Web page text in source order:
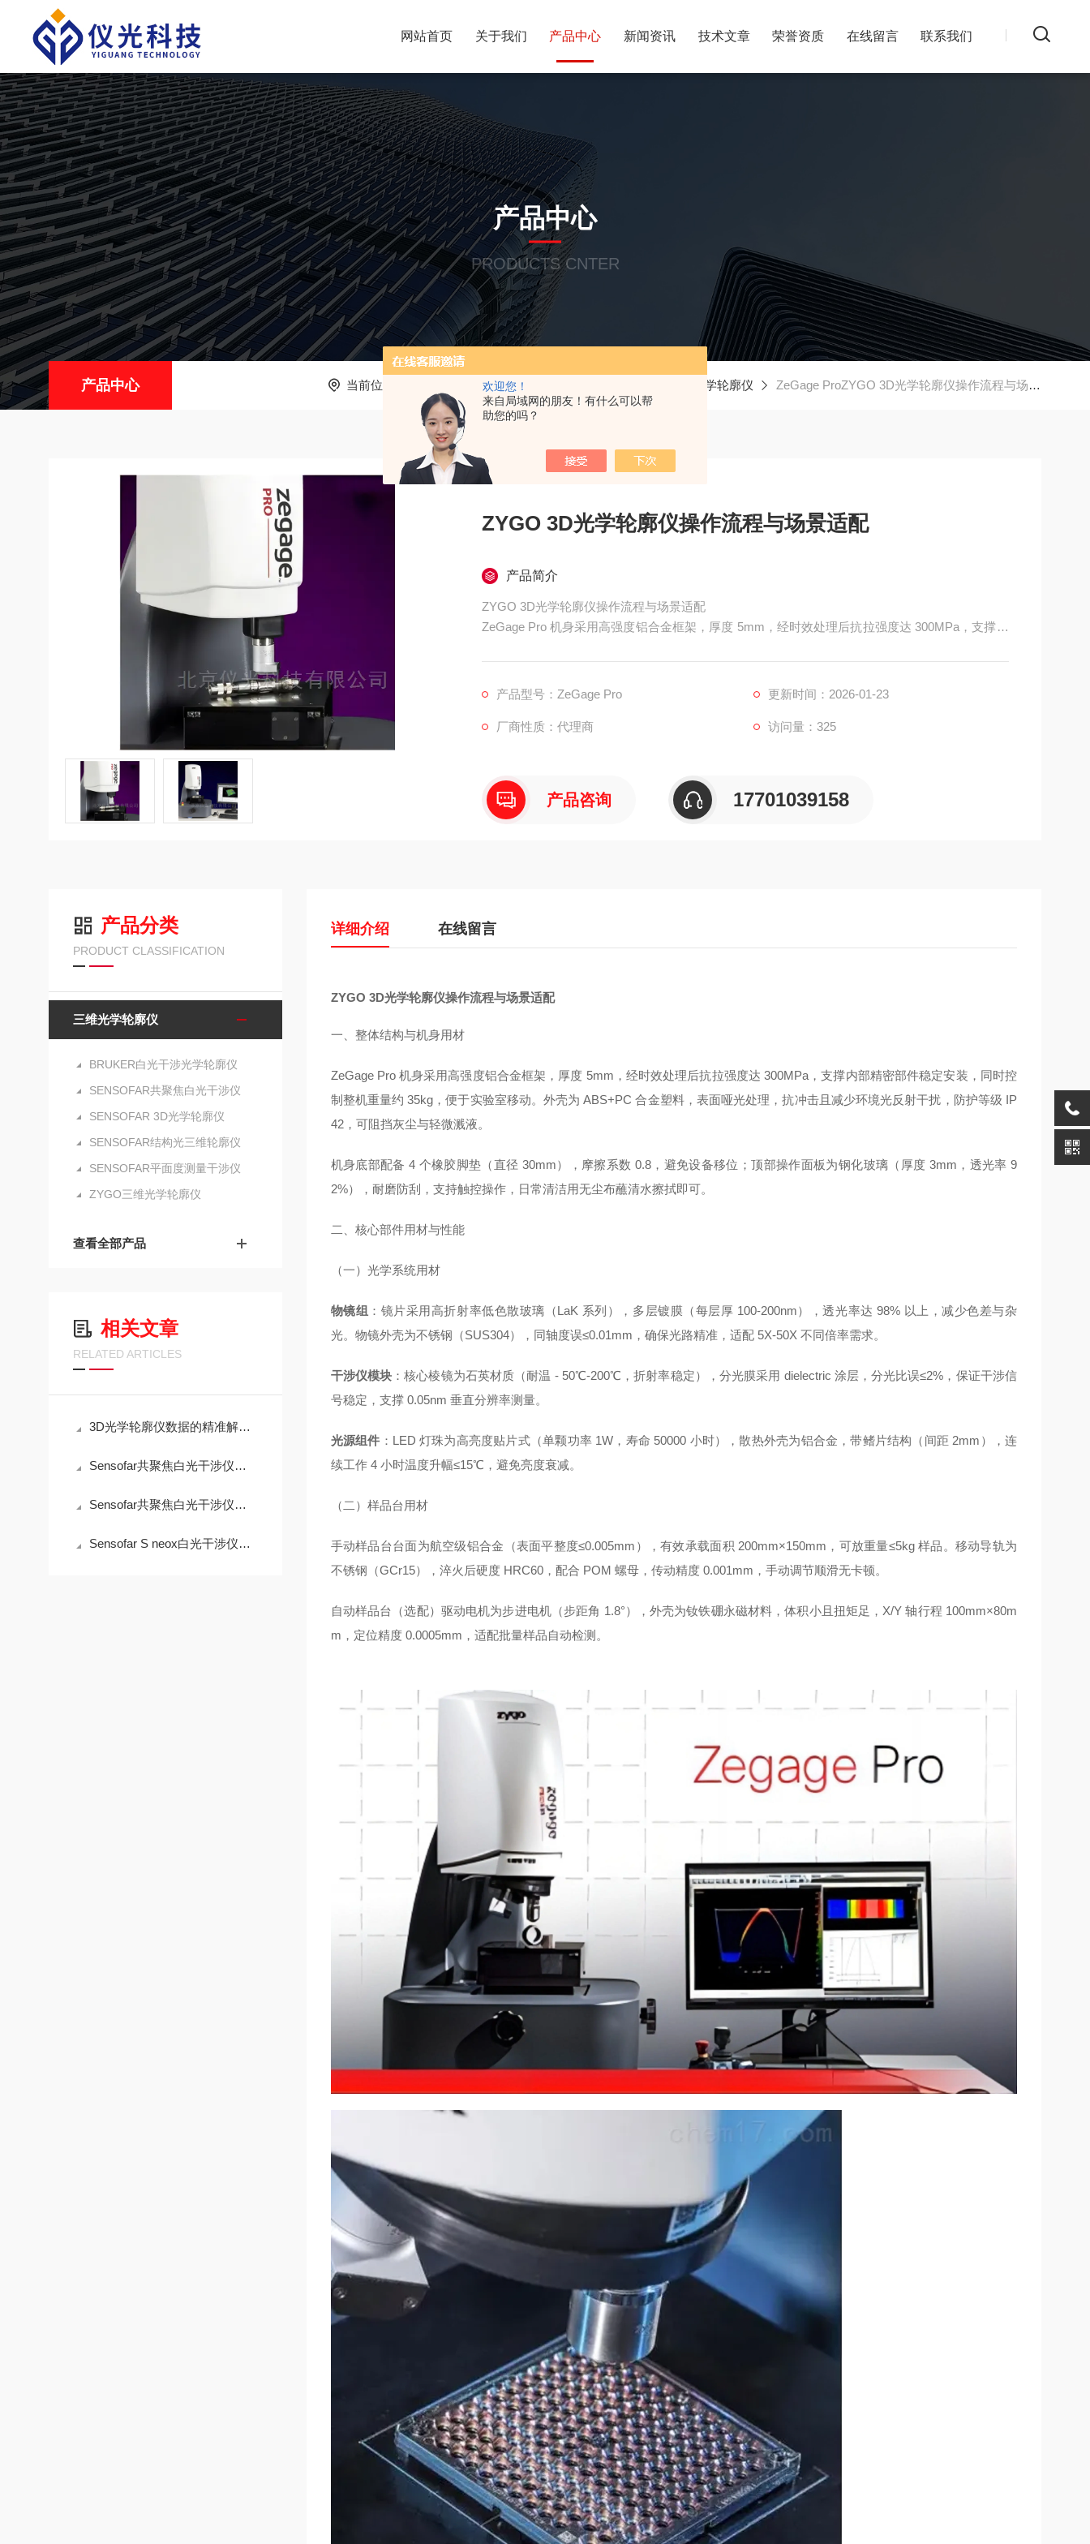
欢迎您！
来自局域网的朋友！有什么可以帮
助您的吗？
网站首页 关于我们 产品中心 新闻资讯 技术文章 荣誉资质 在线留言 联系我们
产品中心
PRODUCTS CNTER
产品中心 当前位置： 产品中心 ZYGO三维光学轮廓仪 ZeGage ProZYGO 3D光学轮廓仪操作流程与场景适配
ZYGO 3D光学轮廓仪操作流程与场景适配
产品简介
ZYGO 3D光学轮廓仪操作流程与场景适配
ZeGage Pro 机身采用高强度铝合金框架，厚度 5mm，经时效处理后抗拉强度达 300MPa，支撑内
产品型号：ZeGage Pro 更新时间：2026-01-23
厂商性质：代理商 访问量：325
产品咨询 17701039158
产品分类
PRODUCT CLASSIFICATION
三维光学轮廓仪
BRUKER白光干涉光学轮廓仪
SENSOFAR共聚焦白光干涉仪
SENSOFAR 3D光学轮廓仪
SENSOFAR结构光三维轮廓仪
SENSOFAR平面度测量干涉仪
ZYGO三维光学轮廓仪
查看全部产品
相关文章
RELATED ARTICLES
3D光学轮廓仪数据的精准解码之道
Sensofar共聚焦白光干涉仪：高精度测量的行业先锋
Sensofar共聚焦白光干涉仪对印刷电路板的分析
Sensofar S neox白光干涉仪在微电子封装测量中的价值
详细介绍 在线留言
ZYGO 3D光学轮廓仪操作流程与场景适配
一、整体结构与机身用材
ZeGage Pro 机身采用高强度铝合金框架，厚度 5mm，经时效处理后抗拉强度达 300MPa，支撑内部精密部件稳定安装，同时控
制整机重量约 35kg，便于实验室移动。外壳为 ABS+PC 合金塑料，表面哑光处理，抗冲击且减少环境光反射干扰，防护等级 IP
42，可阻挡灰尘与轻微溅液。
机身底部配备 4 个橡胶脚垫（直径 30mm），摩擦系数 0.8，避免设备移位；顶部操作面板为钢化玻璃（厚度 3mm，透光率 9
2%），耐磨防刮，支持触控操作，日常清洁用无尘布蘸清水擦拭即可。
二、核心部件用材与性能
（一）光学系统用材
物镜组 ：镜片采用高折射率低色散玻璃（LaK 系列），多层镀膜（每层厚 100-200nm），透光率达 98% 以上，减少色差与杂
光。物镜外壳为不锈钢（SUS304），同轴度误≤0.01mm，确保光路精准，适配 5X-50X 不同倍率需求。
干涉仪模块 ：核心棱镜为石英材质（耐温 - 50℃-200℃，折射率稳定），分光膜采用 dielectric 涂层，分光比误≤2%，保证干涉信
号稳定，支撑 0.05nm 垂直分辨率测量。
光源组件 ：LED 灯珠为高亮度贴片式（单颗功率 1W，寿命 50000 小时），散热外壳为铝合金，带鳍片结构（间距 2mm），连
续工作 4 小时温度升幅≤15℃，避免亮度衰减。
（二）样品台用材
手动样品台台面为航空级铝合金（表面平整度≤0.005mm），有效承载面积 200mm×150mm，可放重量≤5kg 样品。移动导轨为
不锈钢（GCr15），淬火后硬度 HRC60，配合 POM 螺母，传动精度 0.001mm，手动调节顺滑无卡顿。
自动样品台（选配）驱动电机为步进电机（步距角 1.8°），外壳为钕铁硼永磁材料，体积小且扭矩足，X/Y 轴行程 100mm×80m
m，定位精度 0.0005mm，适配批量样品自动检测。